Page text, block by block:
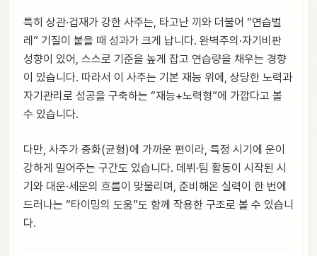
특히 상관·겁재가 강한 사주는, 타고난 끼와 더불어 “연습벌
레” 기질이 붙을 때 성과가 크게 납니다. 완벽주의·자기비판
성향이 있어, 스스로 기준을 높게 잡고 연습량을 채우는 경향
이 있습니다. 따라서 이 사주는 기본 재능 위에, 상당한 노력과
자기관리로 성공을 구축하는 “재능+노력형”에 가깝다고 볼
수 있습니다.
다만, 사주가 중화(균형)에 가까운 편이라, 특정 시기에 운이
강하게 밀어주는 구간도 있습니다. 데뷔·팀 활동이 시작된 시
기와 대운·세운의 흐름이 맞물리며, 준비해온 실력이 한 번에
드러나는 “타이밍의 도움”도 함께 작용한 구조로 볼 수 있습니
다.